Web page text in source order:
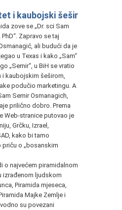
i kaubojski šešir
zove se „Dr. sci Sam
Zapravo se taj
ali budući da je
u Texas i kako „Sam“
„Semir“, u BiH se vratio
kaubojskim šeširom,
podučio marketingu. A
Semir Osmanagich,
prilično dobro. Prema
Web-stranice putovao je
Grčku, Izrael,
kako bi tamo
o „bosanskim
o najvećem piramidalnom
izrađenom ljudskom
Piramida mjeseca,
Majke Zemlje i
su povezani